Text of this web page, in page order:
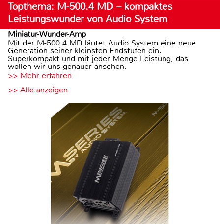
Topthema: M-500.4 MD – kompaktes
Leistungswunder von Audio System
Miniatur-Wunder-Amp
Mit der M-500.4 MD läutet Audio System eine neue
Generation seiner kleinsten Endstufen ein.
Superkompakt und mit jeder Menge Leistung, das
wollen wir uns genauer ansehen.
>> Mehr erfahren
>> Alle anzeigen